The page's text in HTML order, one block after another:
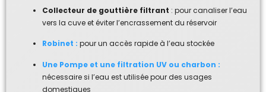
Collecteur de gouttière filtrant : pour canaliser l’eau
vers la cuve et éviter l’encrassement du réservoir
Robinet : pour un accès rapide à l’eau stockée
Une Pompe et une filtration UV ou charbon :
nécessaire si l’eau est utilisée pour des usages
domestiques